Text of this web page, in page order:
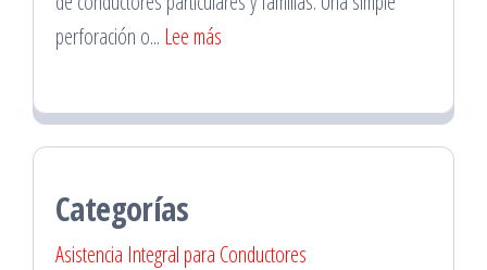
perforación o... Lee más
Vulca
Vitacura
Categorías
Asistencia Integral para Conductores